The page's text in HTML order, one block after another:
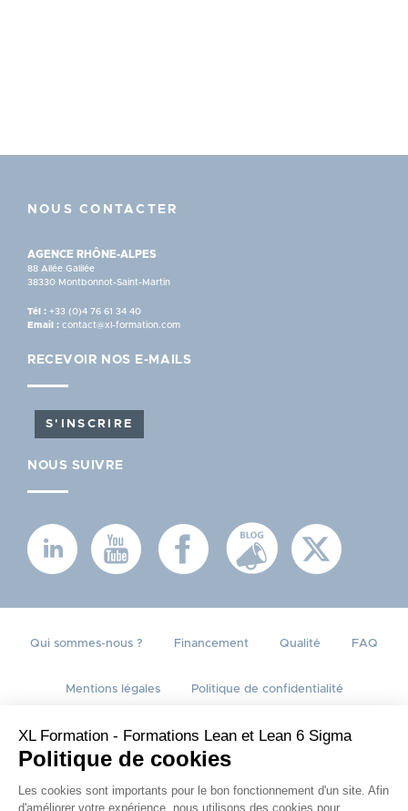
XL Formation - Formations Lean et Lean 6 Sigma
Politique de cookies
Les cookies sont importants pour le bon fonctionnement d'un site. Afin
d'améliorer votre expérience, nous utilisons des cookies pour
NOUS CONTACTER
AGENCE RHÔNE-ALPES
88 Allée Galilée
38330 Montbonnot-Saint-Martin
Tél : +33 (0)4 76 61 34 40
Email : contact@xl-formation.com
RECEVOIR NOS E-MAILS
S'INSCRIRE
NOUS SUIVRE
PIEDQui sommes-nous ? Financement Qualité FAQ
Mentions légales Politique de confidentialité